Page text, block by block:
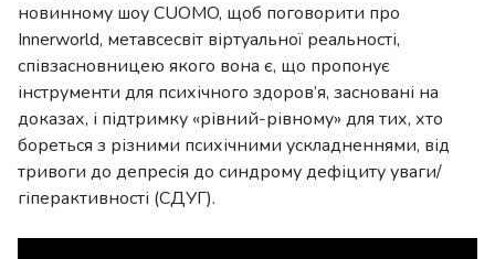
новинному шоу CUOMO, щоб поговорити про
Innerworld, метавсесвіт віртуальної реальності,
співзасновницею якого вона є, що пропонує
інструменти для психічного здоров’я, засновані на
доказах, і підтримку «рівний-рівному» для тих, хто
бореться з різними психічними ускладненнями, від
тривоги до депресія до синдрому дефіциту уваги/
гіперактивності (СДУГ).